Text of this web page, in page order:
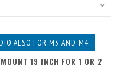
ALSO FOR M3 AND M4
19 INCH FOR 1 OR 2